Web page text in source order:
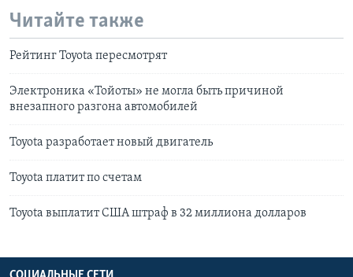
Читайте также
Рейтинг Toyota пересмотрят
Электроника «Тойоты» не могла быть причиной
внезапного разгона автомобилей
Toyota разработает новый двигатель
Toyota платит по счетам
Toyota выплатит США штраф в 32 миллиона долларов